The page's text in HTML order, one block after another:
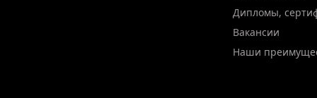
Дипломы,
Вакансии
Наши